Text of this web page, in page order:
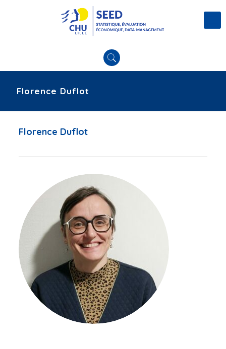
Florence Duflot
Florence Duflot